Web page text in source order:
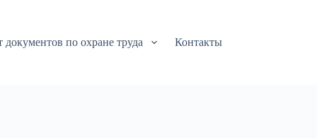
документов по охране труда Контакты